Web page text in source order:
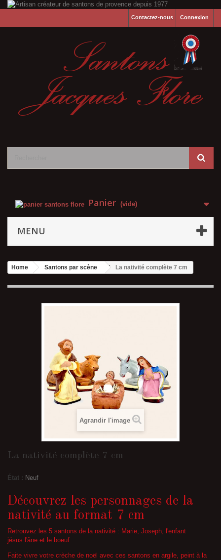
Connexion
Contactez-nous
Panier (vide)
MENU
Home Santons par scène La nativité complète 7 cm
Agrandir l'image
La nativité complète 7 cm
État : Neuf
Découvrez les personnages de la
nativité au format 7 cm
Retrouvez les 5 santons de la nativité : Marie, Joseph, l'enfant
jésus l'âne et le boeuf
Faite vivre votre crèche de noël avec ces santons en argile, peint à la